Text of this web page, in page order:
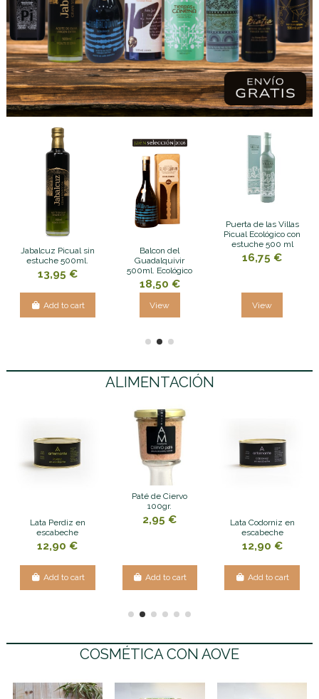
Jabalcuz Picual sin
estuche 500ml.
13,95 €
Add to cart
Balcon del
Guadalquivir
500ml. Ecológico
18,50 €
View
Puerta de las Villas
Picual Ecológico con
estuche 500 ml
16,75 €
View
ALIMENTACIÓN
Lata Perdiz en
escabeche
12,90 €
Add to cart
Paté de Ciervo
100gr.
2,95 €
Add to cart
Lata Codorniz en
escabeche
12,90 €
Add to cart
COSMÉTICA CON AOVE